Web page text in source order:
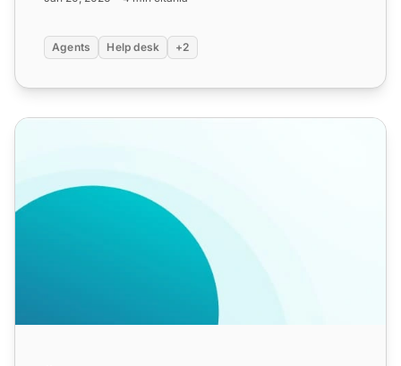
Agents Help desk +2
Šablóny na zatvorenie/pozastavenie kontaktov v call